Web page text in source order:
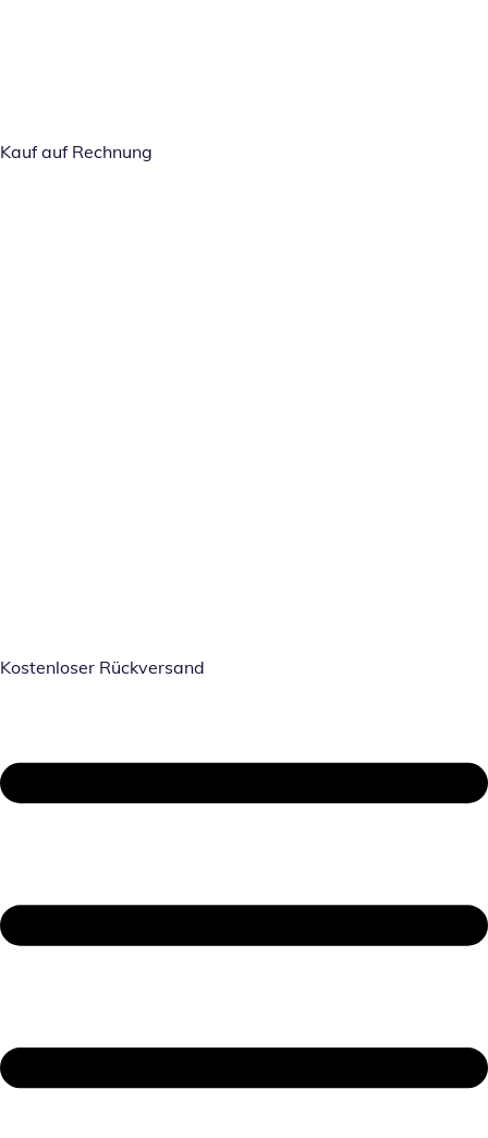
Kauf auf Rechnung
Kostenloser Rückversand